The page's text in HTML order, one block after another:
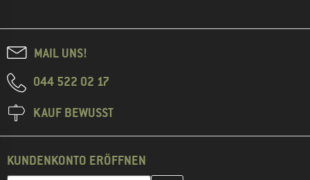
MAIL UNS!
044 522 02 17
KAUF BEWUSST
KUNDENKONTO ERÖFFNEN